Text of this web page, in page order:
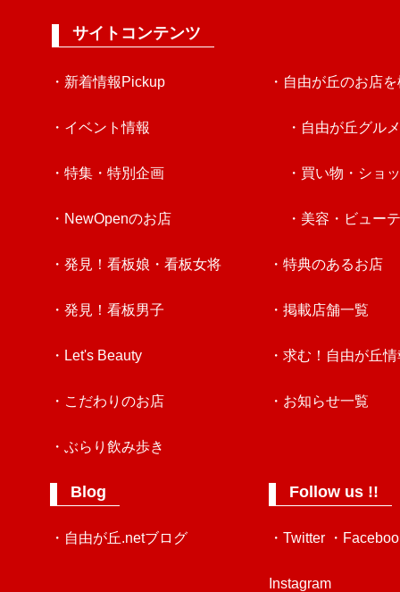
サイトコンテンツ
・新着情報Pickup
・イベント情報
・特集・特別企画
・NewOpenのお店
・発見！看板娘・看板女将
・発見！看板男子
・Let's Beauty
・こだわりのお店
・ぶらり飲み歩き
Blog
・自由が丘.netブログ
・自由が丘のお店
・自由が丘グルメ
・買い物・ショ
・美容・ビュー
・特典のあるお店
・掲載店舗一覧
・求む！自由が丘
・お知らせ一覧
Follow us !!
・Twitter ・
Instagram